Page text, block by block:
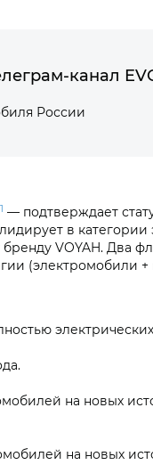
канал
России
1 — подтверждает
в
VOYAH. Два
(электромобили
на новых
на новых